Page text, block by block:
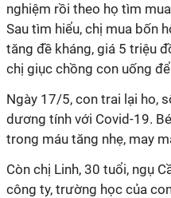
nghiệm rồi theo họ tìm
Sau tìm hiểu, chị mua bốn
tăng đề kháng, giá 5 triệu
chị giục chồng con uống
Ngày 17/5, con trai lại ho,
dương tính với Covid-19.
trong máu tăng nhẹ, may
Còn chị Linh, 30 tuổi, ngụ
công ty, trường học của